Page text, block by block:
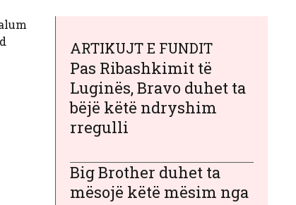
ARTIKUJT E FUNDIT
Pas Ribashkimit të
Luginës, Bravo duhet ta
bëjë këtë ndryshim
rregulli
Big Brother duhet ta
mësojë këtë mësim nga